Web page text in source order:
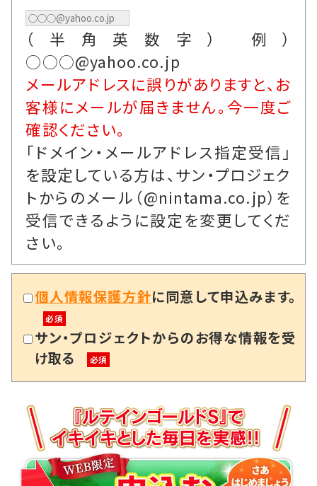
（半角英数字） 例）
○○○@yahoo.co.jp
メールアドレスに誤りがありますと、お
客様にメールが届きません。今一度ご
確認ください。
「ドメイン・メールアドレス指定受信」
を設定している方は、サン・プロジェク
トからのメール（@nintama.co.jp）を
受信できるように設定を変更してくだ
さい。
個人情報保護方針に同意して申込みます。
必須
サン・プロジェクトからのお得な情報を受
け取る
必須